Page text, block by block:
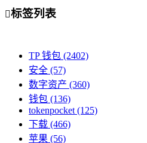
标签列表
TP 钱包 (2402)
安全 (57)
数字资产 (360)
钱包 (136)
tokenpocket (125)
下载 (466)
苹果 (56)